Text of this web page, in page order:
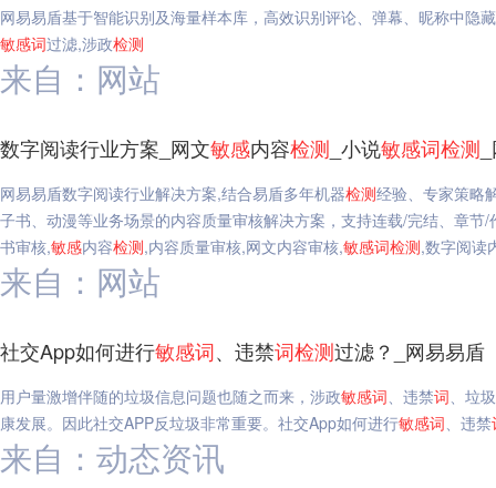
网易易盾基于智能识别及海量样本库，高效识别评论、弹幕、昵称中
敏感词过滤,涉政检测
来自：网站
数字阅读行业方案_网文敏感内容检测 _小说敏感词检测
网易易盾数字阅读行业解决方案,结合易盾多年机器检测经验、专家策略
子书、动漫等业务场景的内容质量审核解决方案，支持连载/完结、章
书审核,敏感内容检测,内容质量审核,网文内容审核,敏感词检测,数字阅读
来自：网站
社交App如何进行敏感词、违禁词检测过滤？_网易易盾
用户量激增伴随的垃圾信息问题也随之而来，涉政敏感词、违禁词、垃
康发展。因此社交APP反垃圾非常重要。社交App如何进行敏感词、违禁
来自：动态资讯